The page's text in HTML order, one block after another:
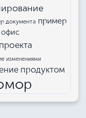
документа пример
офис
изменениями
продуктом